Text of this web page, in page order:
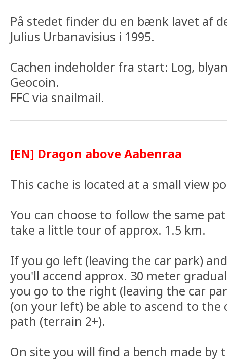
På stedet finder du en bænk lavet af
Julius Urbanavisius i 1995.
Cachen indeholder fra start: Log,
Geocoin.
FFC via snailmail.
[EN] Dragon above Aabenraa
This cache is located at a small view
You can choose to follow the same
take a little tour of approx. 1.5 km.
If you go left (leaving the car park)
you'll accend approx. 30 meter
you go to the right (leaving the car
(on your left) be able to ascend to the
path (terrain 2+).
On site you will find a bench made by